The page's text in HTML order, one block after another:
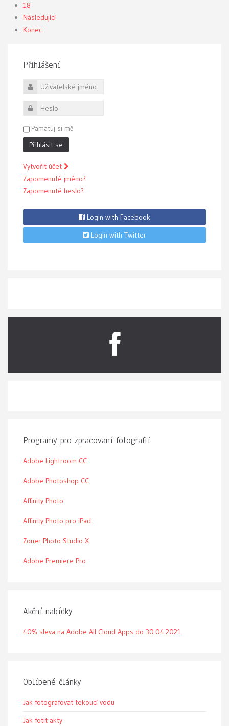
18
Následující
Konec
Přihlášení
Uživatelské jméno
Heslo
Pamatuj si mě
Přihlásit se
Vytvořit účet
Zapomenuté jméno?
Zapomenuté heslo?
Login with Facebook
Login with Twitter
Programy pro zpracovaní fotografií
Adobe Lightroom CC
Adobe Photoshop CC
Affinity Photo
Affinity Photo pro iPad
Zoner Photo Studio X
Adobe Premiere Pro
Akční nabídky
40% sleva na Adobe All Cloud Apps do 30.04.2021
Oblíbené články
Jak fotografovat tekoucí vodu
Jak fotit akty